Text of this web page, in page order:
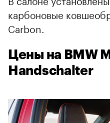
карбоновые
Carbon.
Цены на BMW
Handschalter